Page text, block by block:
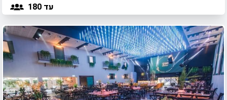
עד 180